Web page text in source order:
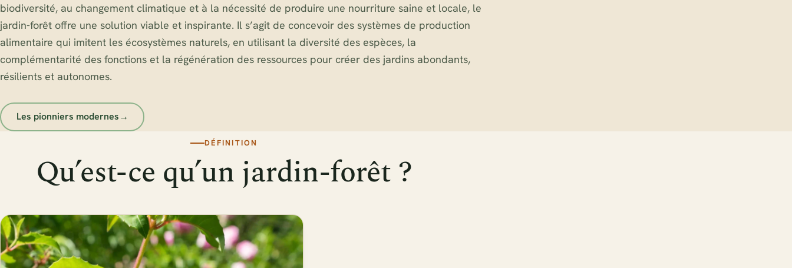
biodiversité, au changement climatique et à la nécessité de produire une nourriture saine et locale, le
jardin-forêt offre une solution viable et inspirante. Il s’agit de concevoir des systèmes de production
alimentaire qui imitent les écosystèmes naturels, en utilisant la diversité des espèces, la
complémentarité des fonctions et la régénération des ressources pour créer des jardins abondants,
résilients et autonomes.
Les pionniers modernes→
DÉFINITION
Qu’est-ce qu’un jardin-forêt ?